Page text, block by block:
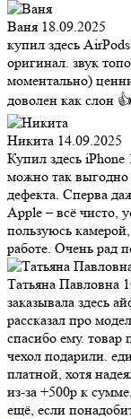
Ваня 18.09.2025
купил здесь
оригинал. звук
моментально)
доволен как слон 👍
Никита 14.09.2025
Купил здесь
можно так выгодно
дефекта. Сперва
Apple – всё чисто,
пользуюсь
работе. Очень рад
Татьяна Павловна
заказывала здесь
рассказал про
спасибо ему.
чехол подарили.
платной, хотя
из-за +500р к
ещё, если